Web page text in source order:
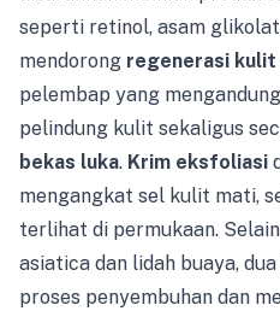
seperti retinol, asam
mendorong regenerasi kulit
pelembap yang
pelindung kulit sekaligus
bekas luka. Krim eksfoliasi
mengangkat sel kulit mati,
terlihat di permukaan.
asiatica dan lidah buaya, dua
proses penyembuhan dan